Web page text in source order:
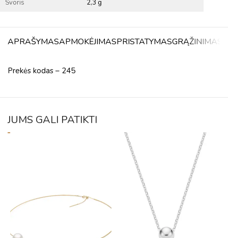
Svoris 2,3 g
APRAŠYMASAPMOKĖJIMASPRISTATYMASGRĄŽINIMAS
Prekės kodas – 245
JUMS GALI PATIKTI